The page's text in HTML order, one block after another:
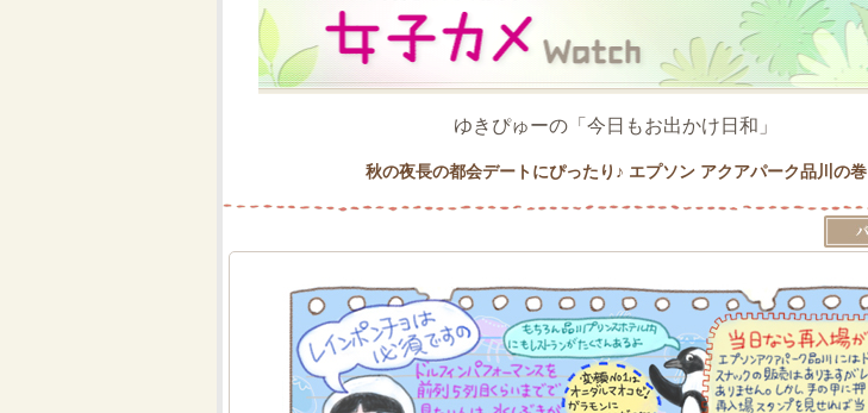
ゆきぴゅーの「今日もお出かけ日和」
秋の夜長の都会デートにぴったり♪ エプソン アクアパーク品川の巻